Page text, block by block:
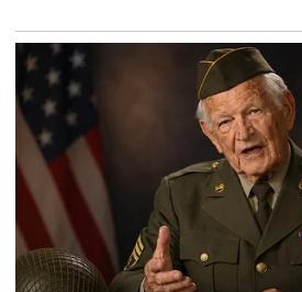
Ç
Ã
O
D
E
P
O
T